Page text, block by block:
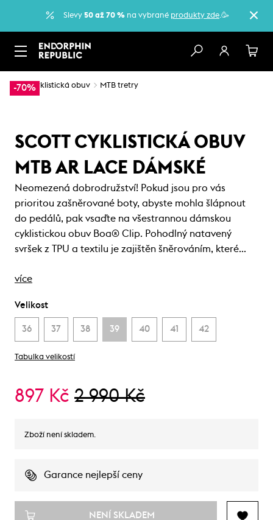
Slevy 50 až 70 % na vybrané produkty zde.🥳
-70%
… Cyklistická obuv MTB tretry
SCOTT CYKLISTICKÁ OBUV
MTB AR LACE DÁMSKÉ
Neomezená dobrodružství! Pokud jsou pro vás
prioritou zašněrované boty, abyste mohla šlápnout
do pedálů, pak vsaďte na všestrannou dámskou
cyklistickou obuv Boa® Clip. Pohodlný natavený
svršek z TPU a textilu je zajištěn šněrováním, které…
více
Velikost
36 37 38 39 40 41 42
Tabulka velikostí
897 Kč 2 990 Kč
Zboží není skladem.
Garance nejlepší ceny
NENÍ SKLADEM